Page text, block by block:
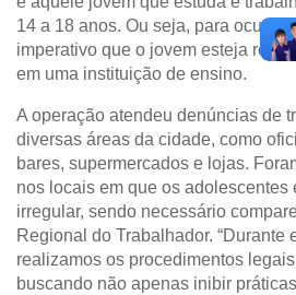
14 a 18 anos. Ou seja, para ocupar
imperativo que o jovem esteja
em uma instituição de ensino.
A operação atendeu denúncias de
diversas áreas da cidade, como
bares, supermercados e lojas.
nos locais em que os adolescentes
irregular, sendo necessário
Regional do Trabalhador. “Durante
realizamos os procedimentos
buscando não apenas inibir